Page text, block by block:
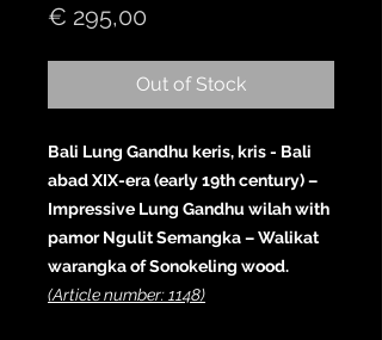
€ 295,00
Out of Stock
Bali Lung Gandhu keris, kris - Bali
abad XIX-era (early 19th century) –
Impressive Lung Gandhu wilah with
pamor Ngulit Semangka – Walikat
warangka of Sonokeling wood.
(Article number: 1148)